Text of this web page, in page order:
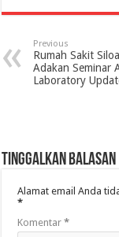
Previous
Rumah Sakit
Adakan Seminar
Laboratory
Tinggalkan Balasan
Alamat email Anda
*
Komentar*